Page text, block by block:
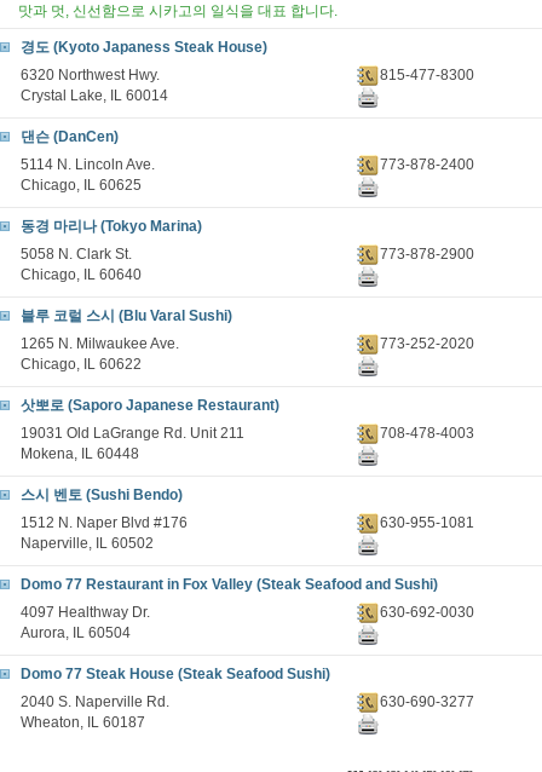
맛과 멋, 신선함으로 시카고의 일식을 대표 합니다.
경도 (Kyoto Japaness Steak House)
6320 Northwest Hwy.
Crystal Lake, IL 60014
815-477-8300
댄슨 (DanCen)
5114 N. Lincoln Ave.
Chicago, IL 60625
773-878-2400
동경 마리나 (Tokyo Marina)
5058 N. Clark St.
Chicago, IL 60640
773-878-2900
블루 코럴 스시 (Blu Varal Sushi)
1265 N. Milwaukee Ave.
Chicago, IL 60622
773-252-2020
삿뽀로 (Saporo Japanese Restaurant)
19031 Old LaGrange Rd. Unit 211
Mokena, IL 60448
708-478-4003
스시 벤토 (Sushi Bendo)
1512 N. Naper Blvd #176
Naperville, IL 60502
630-955-1081
Domo 77 Restaurant in Fox Valley (Steak Seafood and Sushi)
4097 Healthway Dr.
Aurora, IL 60504
630-692-0030
Domo 77 Steak House (Steak Seafood Sushi)
2040 S. Naperville Rd.
Wheaton, IL 60187
630-690-3277